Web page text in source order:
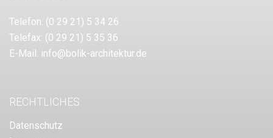
Telefon: (0 29 21) 5 34 26
Telefax: (0 29 21) 5 35 36
E-Mail: info@bolik-architektur.de
RECHTLICHES
Datenschutz